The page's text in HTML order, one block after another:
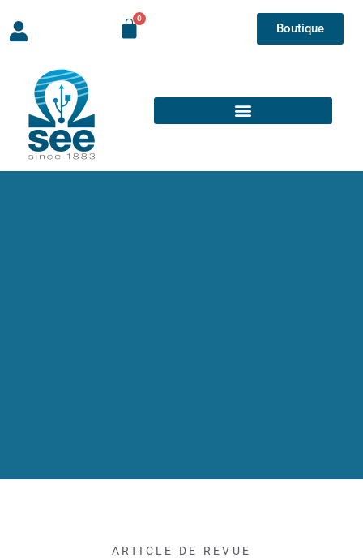
Boutique
ARTICLE DE REVUE